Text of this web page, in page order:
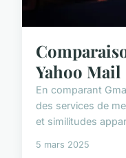
Yahoo Mail
En comparant
des services de
et similitudes
5 mars 2025